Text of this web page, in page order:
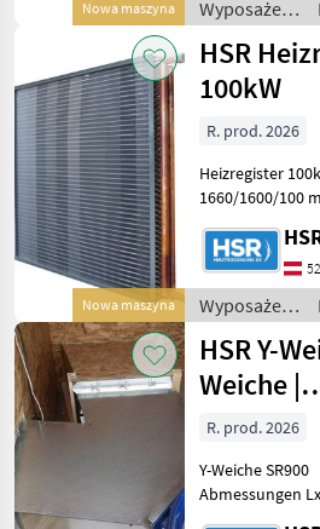
Nowa maszyna
80x4 mm mit
Wyposażenia
stajne i
ogrodowe /
HSR
Nowa maszyna
HSR
100kW
R. prod. 2026
Heizregister
1660/1600/100
Außengewinde
17, 9 Liter Preis* ab Werk!
Bei
Gültig nur in
Wyposażenia
stajne i
ogrodowe /
HSR
HSR Y-
Weiche |
R. prod. 2026
Y-Weiche SR900
Abmessungen